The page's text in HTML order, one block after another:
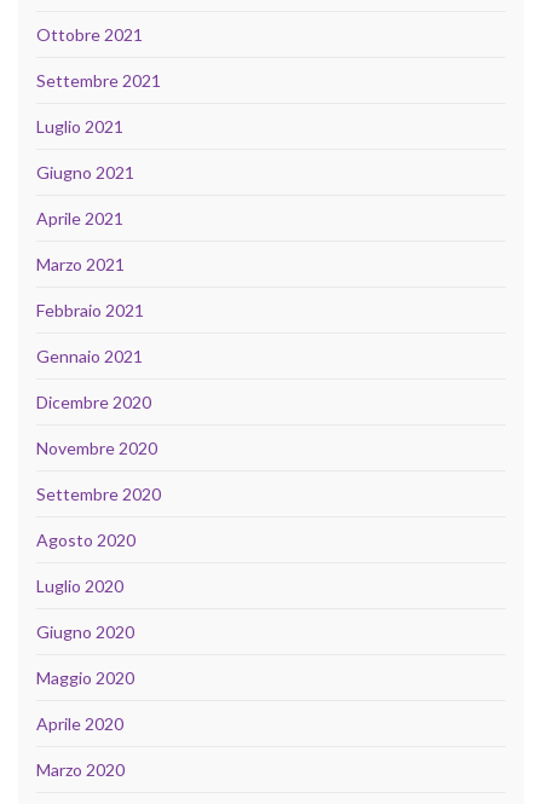
Ottobre 2021
Settembre 2021
Luglio 2021
Giugno 2021
Aprile 2021
Marzo 2021
Febbraio 2021
Gennaio 2021
Dicembre 2020
Novembre 2020
Settembre 2020
Agosto 2020
Luglio 2020
Giugno 2020
Maggio 2020
Aprile 2020
Marzo 2020